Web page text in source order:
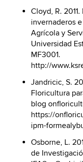
Cloyd, R.
invernaderos
Agrícola y
Universidad
MF3001.
http://
Jandricic, S.
Floricultura
blog
https://
ipm-
Osborne, L.
de